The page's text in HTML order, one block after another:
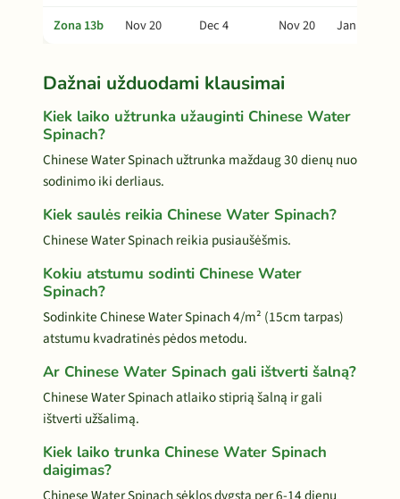
Zona 13b Nov 20 Dec 4 Nov 20 Jan 3
Dažnai užduodami klausimai
Kiek laiko užtrunka užauginti Chinese Water
Spinach?
Chinese Water Spinach užtrunka maždaug 30 dienų nuo
sodinimo iki derliaus.
Kiek saulės reikia Chinese Water Spinach?
Chinese Water Spinach reikia pusiaušėšmis.
Kokiu atstumu sodinti Chinese Water
Spinach?
Sodinkite Chinese Water Spinach 4/m² (15cm tarpas)
atstumu kvadratinės pėdos metodu.
Ar Chinese Water Spinach gali ištverti šalną?
Chinese Water Spinach atlaiko stiprią šalną ir gali
ištverti užšalimą.
Kiek laiko trunka Chinese Water Spinach
daigimas?